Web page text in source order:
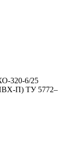
320-6/25
ПВХ-П) ТУ 5772–